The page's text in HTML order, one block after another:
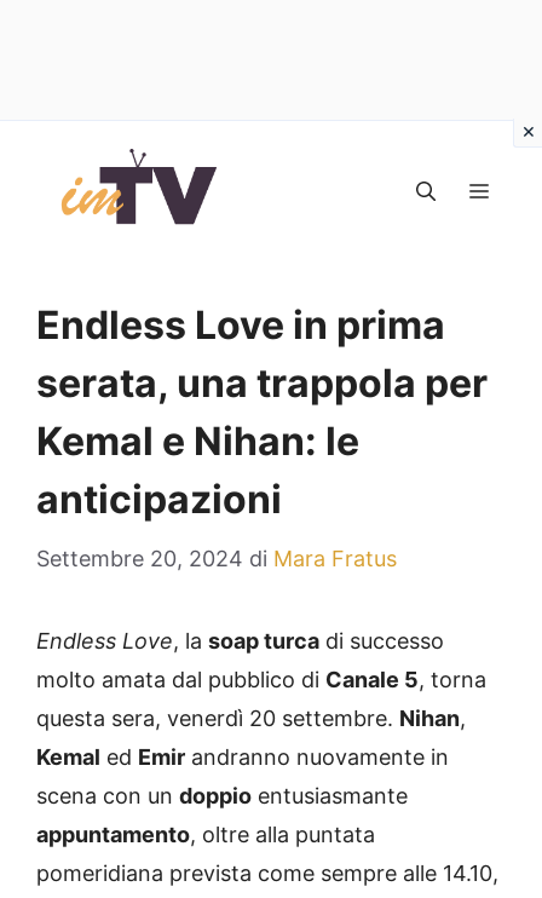
contenuto
Endless Love in prima
serata, una trappola per
Kemal e Nihan: le
anticipazioni
Settembre 20, 2024 di Mara Fratus
Endless Love, la soap turca di successo
molto amata dal pubblico di Canale 5, torna
questa sera, venerdì 20 settembre. Nihan,
Kemal ed Emir andranno nuovamente in
scena con un doppio entusiasmante
appuntamento, oltre alla puntata
pomeridiana prevista come sempre alle 14.10,